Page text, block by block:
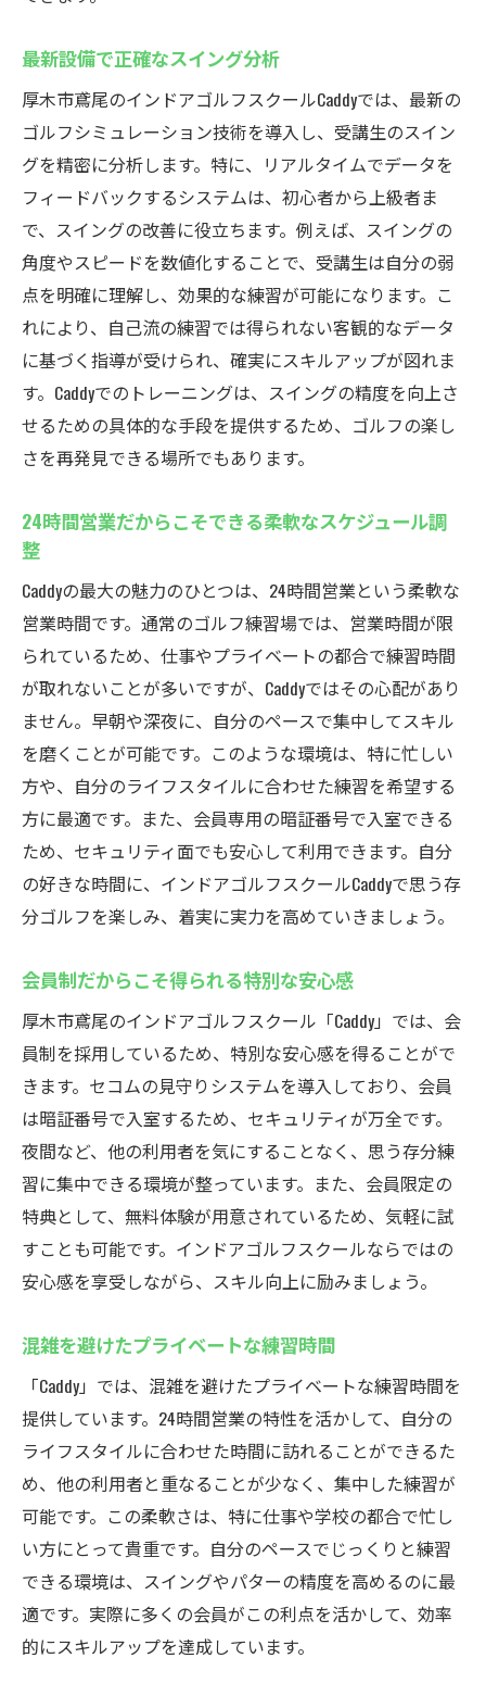
データに基づく徹底したスキルアップ支援
初心者から上級者まで対応！Caddyのインドアゴ
ルフスクールで効率的に上達
初心者向けの基礎レッスンプラン
上級者にはプロ仕様のトレーニングメニュ
ー
個別指導で効果的なスキルアップ
レベル別のカリキュラムで無理なく成長
段階的な目標設定でモチベーション維持
初心者でも抵抗なく参加できるアットホー
ムな環境
天候を気にせず練習できる！厚木市鳶尾の24時
季節を問わず快適な練習環境
室内だからこそ可能な温度と湿度の徹底管
理
花粉や寒さから解放された練習空間
年間を通じたスキル維持と向上が可能
天候に影響されないからこそ続けられる練
習習慣
安心のセキュリティ！Caddyで24時間いつでもイ
ンドアゴルフ練習
セキュリティ万全のインドア環境
いつでも安心して利用できるシステム
安心だから集中できる練習環境
夜間利用でも家族が安心のセキュリティ体
制
安全性がもたらすメンタルの安定
無料体験も可能！厚木市鳶尾のCaddyでインドア
ゴルフを楽しもう
無料体験で気軽に始めるインドアゴルフ
初めての方でも安心のサポート体制
体験レッスンで施設の魅力を実感
友人や家族と楽しめるゴルフ体験
無料体験を活用した賢いゴルフライフのス
タート
最新設備で正確なスイング分析
厚木市鳶尾のインドアゴルフスクールCaddyでは、最新の
ゴルフシミュレーション技術を導入し、受講生のスイン
グを精密に分析します。特に、リアルタイムでデータを
フィードバックするシステムは、初心者から上級者ま
で、スイングの改善に役立ちます。例えば、スイングの
角度やスピードを数値化することで、受講生は自分の弱
点を明確に理解し、効果的な練習が可能になります。こ
れにより、自己流の練習では得られない客観的なデータ
に基づく指導が受けられ、確実にスキルアップが図れま
す。Caddyでのトレーニングは、スイングの精度を向上さ
せるための具体的な手段を提供するため、ゴルフの楽し
さを再発見できる場所でもあります。
24時間営業だからこそできる柔軟なスケジュール調
整
Caddyの最大の魅力のひとつは、24時間営業という柔軟な
営業時間です。通常のゴルフ練習場では、営業時間が限
られているため、仕事やプライベートの都合で練習時間
が取れないことが多いですが、Caddyではその心配があり
ません。早朝や深夜に、自分のペースで集中してスキル
を磨くことが可能です。このような環境は、特に忙しい
方や、自分のライフスタイルに合わせた練習を希望する
方に最適です。また、会員専用の暗証番号で入室できる
ため、セキュリティ面でも安心して利用できます。自分
の好きな時間に、インドアゴルフスクールCaddyで思う存
分ゴルフを楽しみ、着実に実力を高めていきましょう。
会員制だからこそ得られる特別な安心感
厚木市鳶尾のインドアゴルフスクール「Caddy」では、会
員制を採用しているため、特別な安心感を得ることがで
きます。セコムの見守りシステムを導入しており、会員
は暗証番号で入室するため、セキュリティが万全です。
夜間など、他の利用者を気にすることなく、思う存分練
習に集中できる環境が整っています。また、会員限定の
特典として、無料体験が用意されているため、気軽に試
すことも可能です。インドアゴルフスクールならではの
安心感を享受しながら、スキル向上に励みましょう。
混雑を避けたプライベートな練習時間
「Caddy」では、混雑を避けたプライベートな練習時間を
提供しています。24時間営業の特性を活かして、自分の
ライフスタイルに合わせた時間に訪れることができるた
め、他の利用者と重なることが少なく、集中した練習が
可能です。この柔軟さは、特に仕事や学校の都合で忙し
い方にとって貴重です。自分のペースでじっくりと練習
できる環境は、スイングやパターの精度を高めるのに最
適です。実際に多くの会員がこの利点を活かして、効率
的にスキルアップを達成しています。